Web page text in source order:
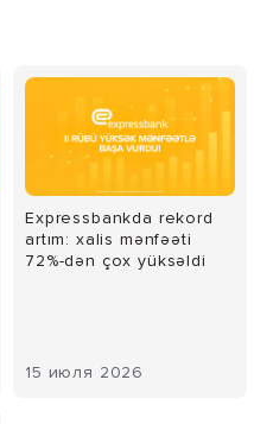
Expressbankda rekord
artım: xalis mənfəəti
72%-dən çox yüksəldi
15 июля 2026